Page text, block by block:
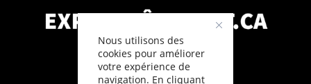
Nous utilisons des
cookies pour améliorer
votre expérience de
navigation. En cliquant